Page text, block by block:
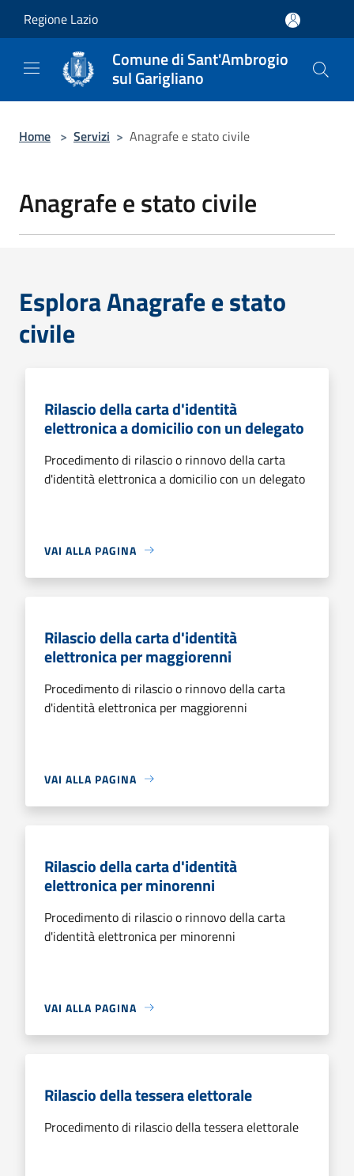
Regione Lazio
Comune di Sant'Ambrogio
sul Garigliano
Home > Servizi > Anagrafe e stato civile
Anagrafe e stato civile
Esplora Anagrafe e stato
civile
Rilascio della carta d'identità
elettronica a domicilio con un delegato
Procedimento di rilascio o rinnovo della carta
d'identità elettronica a domicilio con un delegato
VAI ALLA PAGINA
Rilascio della carta d'identità
elettronica per maggiorenni
Procedimento di rilascio o rinnovo della carta
d'identità elettronica per maggiorenni
VAI ALLA PAGINA
Rilascio della carta d'identità
elettronica per minorenni
Procedimento di rilascio o rinnovo della carta
d'identità elettronica per minorenni
VAI ALLA PAGINA
Rilascio della tessera elettorale
Procedimento di rilascio della tessera elettorale